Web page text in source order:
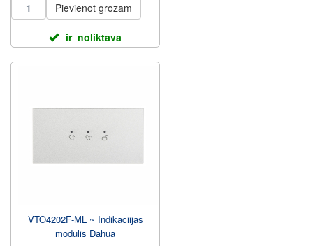
Pievienot grozam
ir_noliktava
VTO4202F-ML ~ Indikāciijas
modulis Dahua